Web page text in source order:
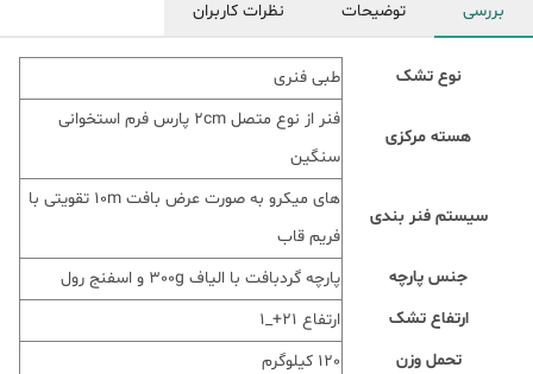
بررسی توضیحات نظرات کاربران
نوع تشک طبی فنری
هسته مرکزی
فنر از نوع متصل 2cm پارس فرم استخوانی
سنگین
سیستم فنر بندی
های میکرو به صورت عرض بافت 10m تقویتی با
فریم قاب
جنس پارچه
پارچه گردبافت با الیاف 300g و اسفنج رول
ارتفاع تشک
ارتفاع ۲۱+_۱
تحمل وزن
120 کیلوگرم